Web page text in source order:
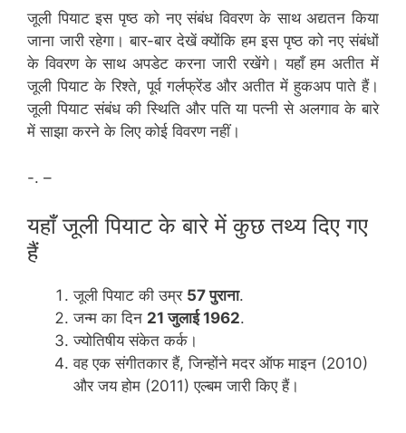
जूली पियाट इस पृष्ठ को नए संबंध विवरण के साथ अद्यतन किया
जाना जारी रहेगा। बार-बार देखें क्योंकि हम इस पृष्ठ को नए संबंधों
के विवरण के साथ अपडेट करना जारी रखेंगे। यहाँ हम अतीत में
जूली पियाट के रिश्ते, पूर्व गर्लफ्रेंड और अतीत में हुकअप पाते हैं।
जूली पियाट संबंध की स्थिति और पति या पत्नी से अलगाव के बारे
में साझा करने के लिए कोई विवरण नहीं।
-. –
यहाँ जूली पियाट के बारे में कुछ तथ्य दिए गए
हैं
जूली पियाट की उम्र 57 पुराना.
जन्म का दिन 21 जुलाई 1962.
ज्योतिषीय संकेत कर्क।
वह एक संगीतकार हैं, जिन्होंने मदर ऑफ माइन (2010)
और जय होम (2011) एल्बम जारी किए हैं।